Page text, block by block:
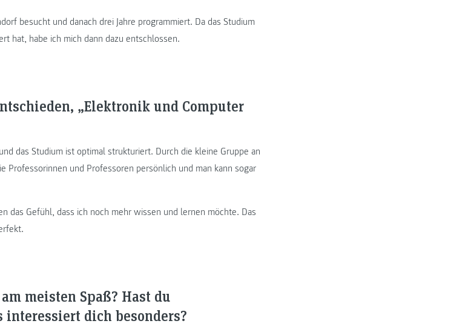
besucht und danach drei Jahre programmiert. Da das Studium
hat, habe ich mich dann dazu entschlossen.
„Elektronik und Computer
das Studium ist optimal strukturiert. Durch die kleine Gruppe an
Professorinnen und Professoren persönlich und man kann sogar
das Gefühl, dass ich noch mehr wissen und lernen möchte. Das
meisten Spaß? Hast du
interessiert dich besonders?